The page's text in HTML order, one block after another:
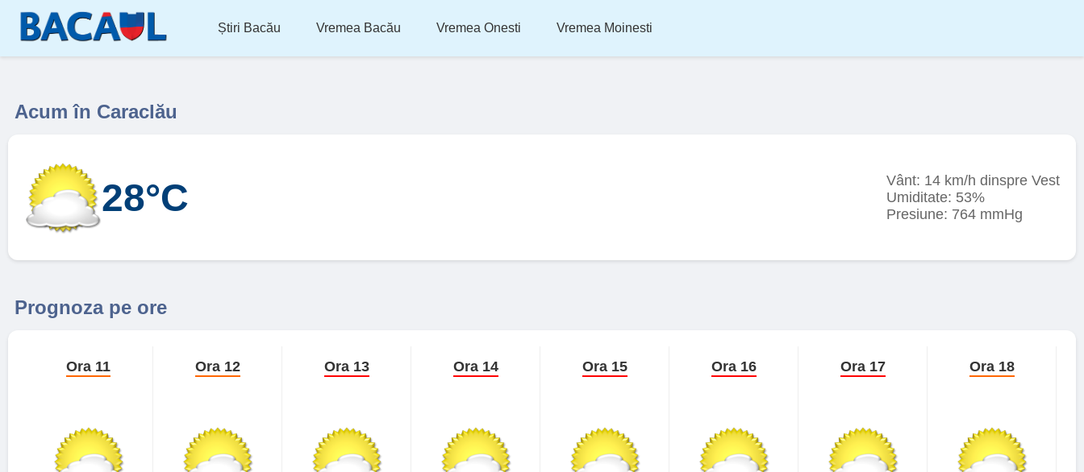
Știri Bacău Vremea Bacău Vremea Onesti Vremea Moinesti
Acum în Caraclău
28°C
Vânt: 14 km/h dinspre Vest
Umiditate: 53%
Presiune: 764 mmHg
Prognoza pe ore
Ora 11 Ora 12 Ora 13 Ora 14 Ora 15 Ora 16 Ora 17 Ora 18